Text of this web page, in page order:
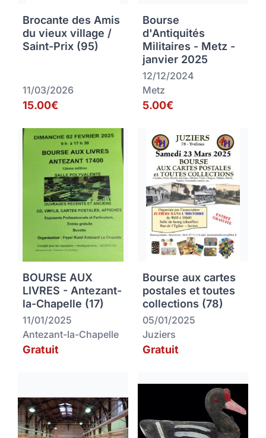
Brocante des Amis
du vieux village /
Saint-Prix (95)
11/03/2026
15.00€
Bourse
d'Antiquités
Militaires - Metz -
janvier 2025
12/12/2024
Metz
5.00€
BOURSE AUX
LIVRES - Antezant-
la-Chapelle (17)
11/01/2025
Antezant-la-Chapelle
Gratuit
Bourse aux cartes
postales et toutes
collections (78)
05/01/2025
Juziers
Gratuit